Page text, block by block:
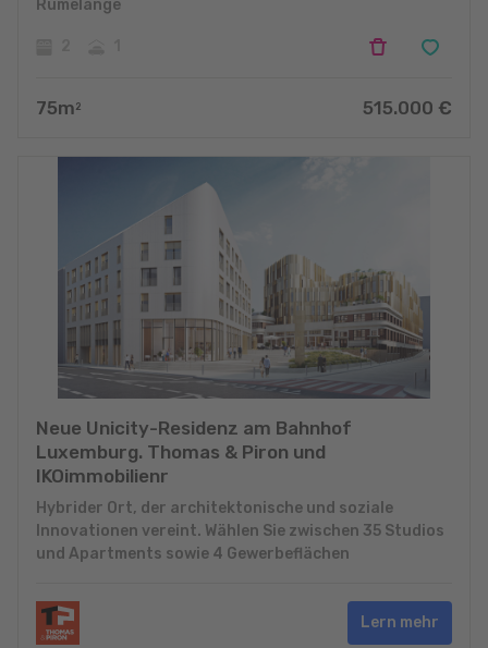
Rumelange
75m 2 515.000 €
Neue Unicity-Residenz am Bahnhof
Luxemburg. Thomas & Piron und
IKOimmobilienr
Hybrider Ort, der architektonische und soziale
Innovationen vereint. Wählen Sie zwischen 35 Studios
und Apartments sowie 4 Gewerbeflächen
Lern mehr